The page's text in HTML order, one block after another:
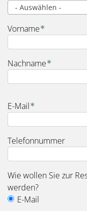
- Auswählen -
Vorname
Nachname
E-Mail
Telefonnummer
Wie wollen Sie zur
werden?
E-Mail